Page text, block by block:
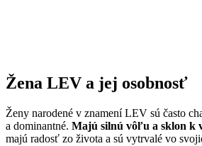
Žena LEV a jej osobnosť
Ženy narodené v znamení LEV sú často
a dominantné. Majú silnú vôľu a sklon k
majú radosť zo života a sú vytrvalé vo